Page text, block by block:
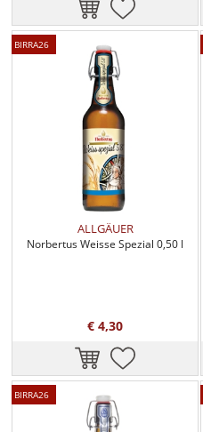
BIRRA26
ALLGÄUER
Norbertus Weisse Spezial 0,50 l
€ 4,30
BIRRA26